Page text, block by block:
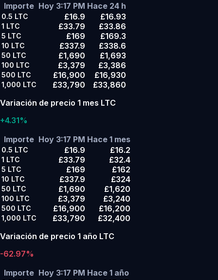
Importe Hoy 3:17 PM Hace 24 h
0.5 LTC £16.9 £16.93
1 LTC £33.79 £33.86
5 LTC £169 £169.3
10 LTC £337.9 £338.6
50 LTC £1,690 £1,693
100 LTC £3,379 £3,386
500 LTC £16,900 £16,930
1,000 LTC £33,790
£33,860
Variación de precio 1 mes LTC
+4.31%
Importe Hoy 3:17 PM Hace 1 mes
0.5 LTC £16.9 £16.2
1 LTC £33.79 £32.4
5 LTC £169 £162
10 LTC £337.9 £324
50 LTC £1,690 £1,620
100 LTC £3,379 £3,240
500 LTC £16,900 £16,200
1,000 LTC £33,790
£32,400
Variación de precio 1 año LTC
-62.97%
Importe Hoy 3:17 PM Hace 1 año